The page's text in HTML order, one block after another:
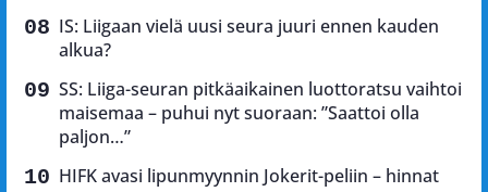
IS: Liigaan vielä uusi seura juuri ennen kauden
alkua?
SS: Liiga-seuran pitkäaikainen luottoratsu vaihtoi
maisemaa – puhui nyt suoraan: ”Saattoi olla
paljon…”
HIFK avasi lipunmyynnin Jokerit-peliin – hinnat